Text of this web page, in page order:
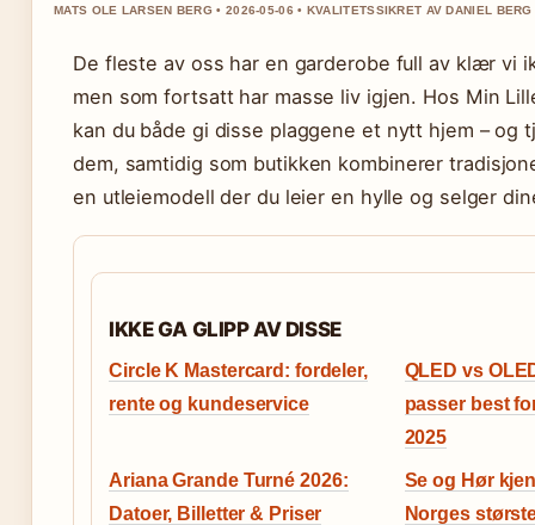
MATS OLE LARSEN BERG • 2026-05-06 • KVALITETSSIKRET AV DANIEL BERG
De fleste av oss har en garderobe full av klær vi
men som fortsatt har masse liv igjen. Hos Min
kan du både gi disse plaggene et nytt hjem – og
dem, samtidig som butikken kombinerer
en utleiemodell der du leier en hylle og selger
IKKE GA GLIPP AV DISSE
Circle K Mastercard: fordeler,
rente og kundeservice
QLED vs
passer best
2025
Ariana Grande Turné 2026:
Datoer, Billetter & Priser
Se og Hør
Norges